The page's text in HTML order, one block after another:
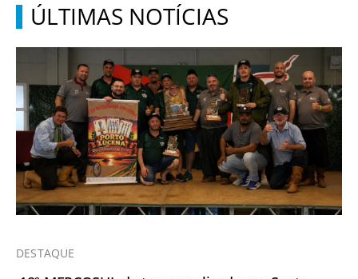
ÚLTIMAS NOTÍCIAS
DESTAQUE